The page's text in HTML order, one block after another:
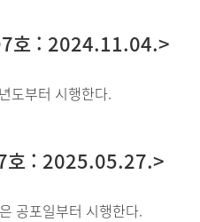
호 : 2024.11.04.>
도부터 시행한다.
: 2025.05.27.>
공포일부터 시행한다.